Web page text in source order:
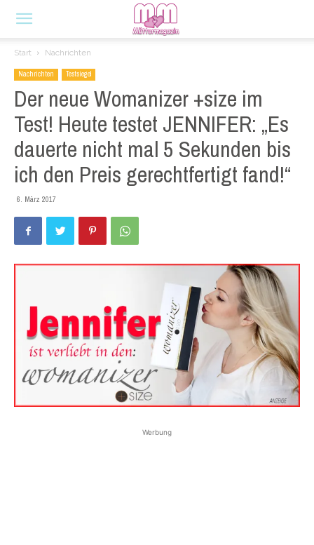
Start Nachrichten
Nachrichten Testsiegel
Der neue Womanizer +size im
Test! Heute testet JENNIFER: „Es
dauerte nicht mal 5 Sekunden bis
ich den Preis gerechtfertigt fand!“
6. März 2017
Werbung